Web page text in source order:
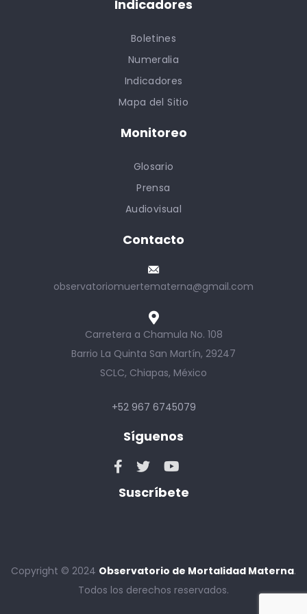
Indicadores
Boletines
Numeralia
Indicadores
Mapa del Sitio
Monitoreo
Glosario
Prensa
Audiovisual
Contacto
observatoriomuertematerna@gmail.com
Carretera a Chamula No. 108
Barrio La Quinta San Martín, 29247
SCLC, Chiapas, México
+52 967 6745079
Síguenos
Suscríbete
Copyright © 2024 Observatorio de Mortalidad Materna.
Todos los derechos reservados.